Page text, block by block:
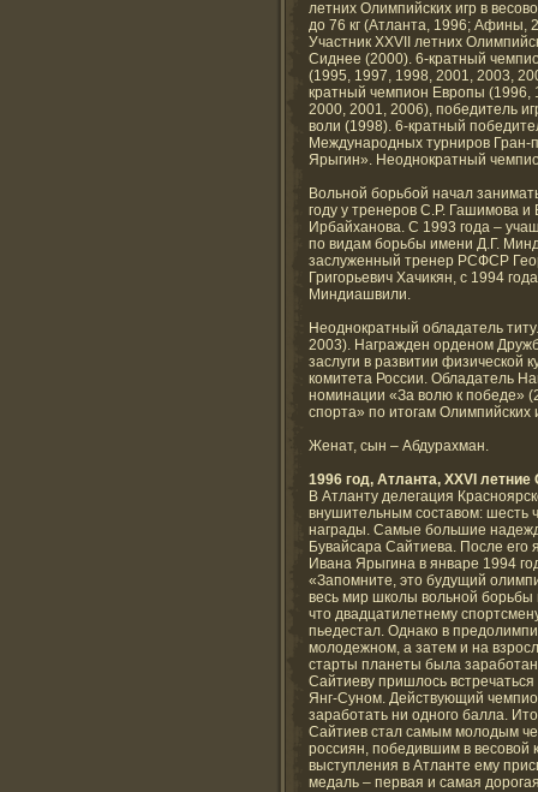
летних Олимпийских игр в
до 76 кг (Атланта, 1996; Афины,
Участник XXVII летних
Сиднее (2000). 6-кратный
(1995, 1997, 1998, 2001, 2003,
кратный чемпион Европы (1996,
2000, 2001, 2006), победитель
воли (1998). 6-кратный
Международных турниров Гран-
Ярыгин». Неоднократный
Вольной борьбой начал
году у тренеров С.Р. Гашимова и
Ирбайханова. С 1993 года –
по видам борьбы имени Д.Г.
заслуженный тренер РСФСР
Григорьевич Хачикян, с 1994
Миндиашвили.
Неоднократный обладатель
2003). Награжден орденом
заслуги в развитии физической
комитета России. Обладатель
номинации «За волю к победе»
спорта» по итогам Олимпийских
Женат, сын – Абдурахман.
1996 год, Атланта, XXVI
В Атланту делегация
внушительным составом: шесть
награды. Самые большие
Бувайсара Сайтиева. После
Ивана Ярыгина в январе 1994
«Запомните, это будущий
весь мир школы вольной борьбы
что двадцатилетнему
пьедестал. Однако в
молодежном, а затем и на
старты планеты была
Сайтиеву пришлось
Янг-Суном. Действующий
заработать ни одного балла.
Сайтиев стал самым молодым
россиян, победившим в весовой
выступления в Атланте ему
медаль – первая и самая